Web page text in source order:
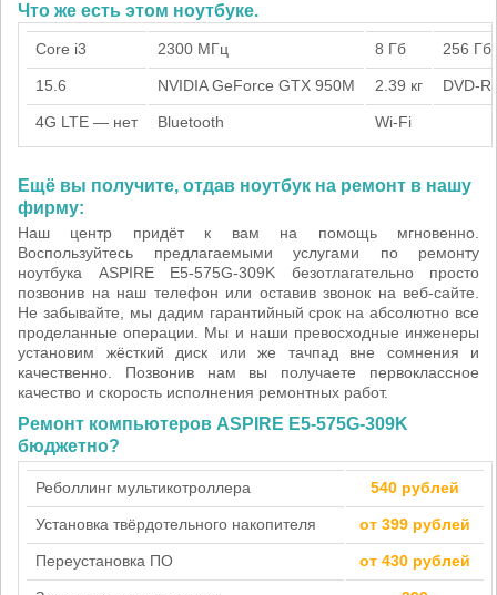
Что же есть этом ноутбуке.
Core i3 2300 МГц 8 Гб 256 Гб
15.6 NVIDIA GeForce GTX 950M 2.39 кг DVD-
4G LTE — нет Bluetooth Wi-Fi
Ещё вы получите, отдав ноутбук на ремонт в нашу
фирму:
Наш центр придёт к вам на помощь мгновенно.
Воспользуйтесь предлагаемыми услугами по ремонту
ноутбука ASPIRE E5-575G-309K безотлагательно просто
позвонив на наш телефон или оставив звонок на веб-сайте.
Не забывайте, мы дадим гарантийный срок на абсолютно все
проделанные операции. Мы и наши превосходные инженеры
установим жёсткий диск или же тачпад вне сомнения и
качественно. Позвонив нам вы получаете первоклассное
качество и скорость исполнения ремонтных работ.
Ремонт компьютеров ASPIRE E5-575G-309K
бюджетно?
Реболлинг мультикотроллера 540 рублей
Установка твёрдотельного накопителя от 399 рублей
Переустановка ПО от 430 рублей